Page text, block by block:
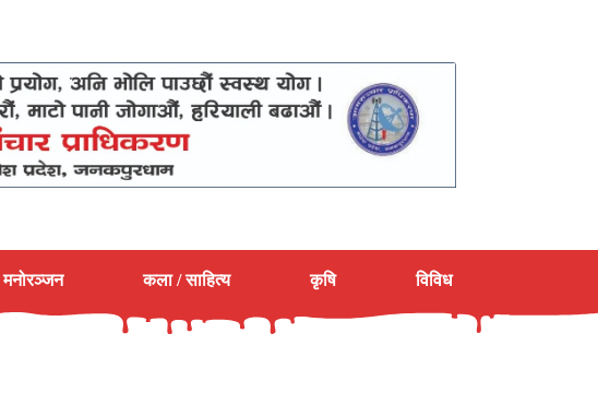
मनोरञ्जन कला / साहित्य कृषि विविध